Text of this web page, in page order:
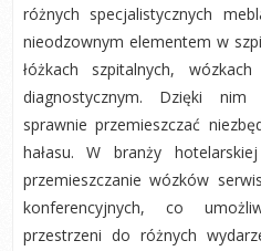
różnych specjalistycznych
nieodzownym elementem w
łóżkach szpitalnych,
diagnostycznym. Dzięki
sprawnie przemieszczać
hałasu. W branży
przemieszczanie wózków
konferencyjnych, co
przestrzeni do różnych